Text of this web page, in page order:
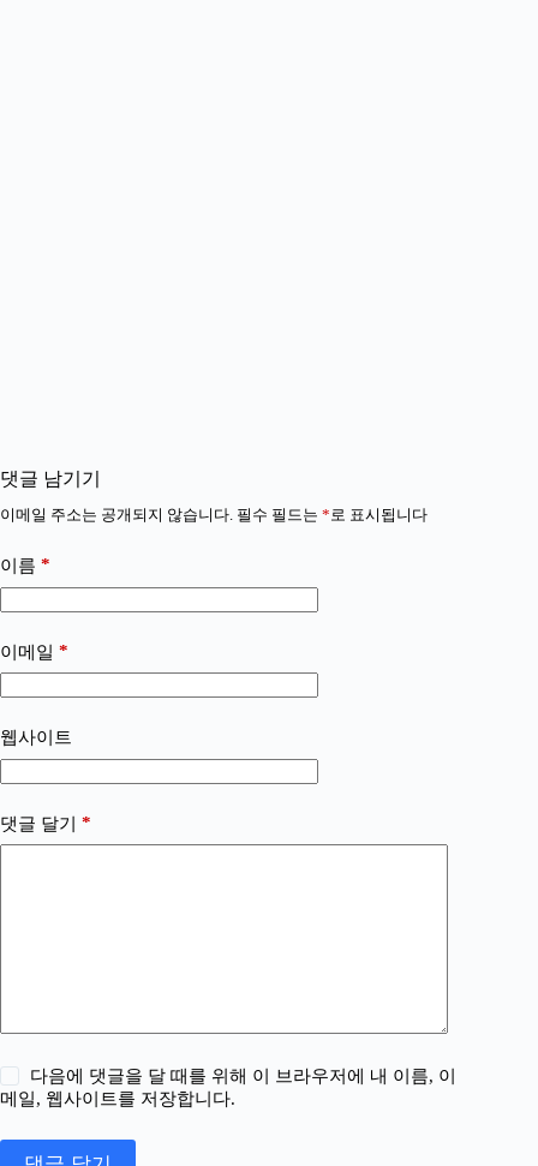
댓글 남기기
이메일 주소는 공개되지 않습니다. 필수 필드는 *로 표시됩니다
이름 *
이메일 *
웹사이트
댓글 달기 *
다음에 댓글을 달 때를 위해 이 브라우저에 내 이름, 이
메일, 웹사이트를 저장합니다.